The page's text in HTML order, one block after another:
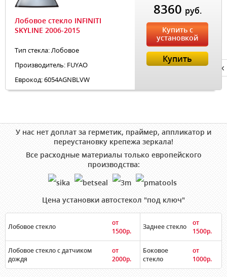
Лобовое стекло INFINITI
SKYLINE 2006-2015
Тип стекла: Лобовое
Производитель: FUYAO
Еврокод: 6054AGNBLVW
8360 руб.
Купить с
установкой
Купить
У нас нет доплат за герметик, праймер, аппликатор и
переустановку крепежа зеркала!
Все расходные материалы только европейского
производства:
Цена установки автостекол "под ключ"
Лобовое стекло
от
1500р.
Заднее стекло
от
1500р.
Лобовое стекло с датчиком
дождя
от
2000р.
Боковое
стекло
от
1000р.